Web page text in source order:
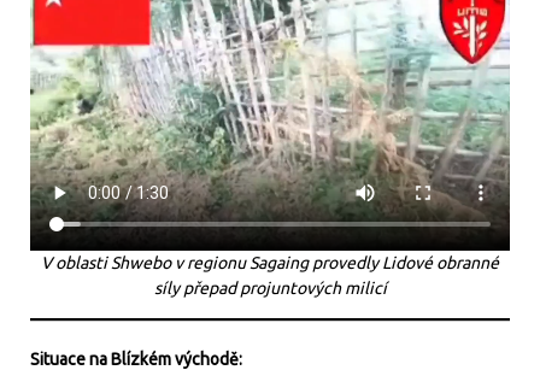
V oblasti Shwebo v regionu Sagaing provedly Lidové obranné
síly přepad projuntových milicí
Situace na Blízkém východě: